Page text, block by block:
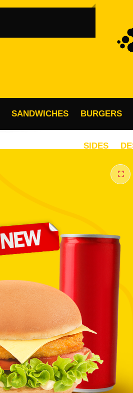
SANDWICHES BURGERS
SIDES